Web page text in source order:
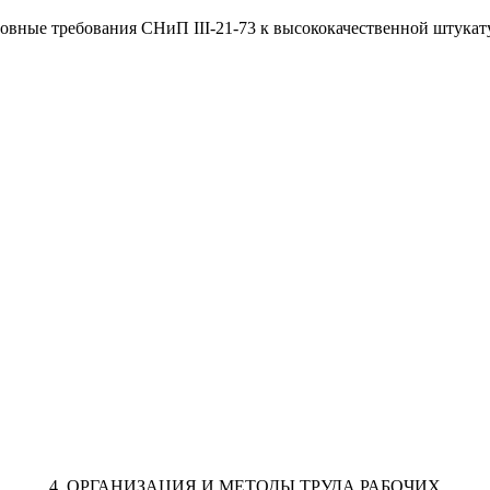
требования СНиП III-21-73 к высококачественной